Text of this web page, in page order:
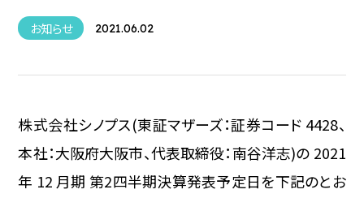
お知らせ 2021.06.02
株式会社シノプス(東証マザーズ：証券コード 4428、
本社：大阪府大阪市、代表取締役：南谷洋志)の 2021
年 12 月期 第2四半期決算発表予定日を下記のとお